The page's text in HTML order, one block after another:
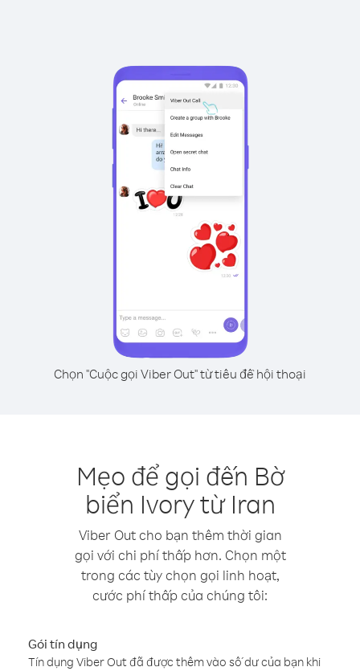
Chọn "Cuộc gọi Viber Out" từ tiêu đề hội thoại
Mẹo để gọi đến Bờ
biển Ivory từ Iran
Viber Out cho bạn thêm thời gian
gọi với chi phí thấp hơn. Chọn một
trong các tùy chọn gọi linh hoạt,
cước phí thấp của chúng tôi:
Gói tín dụng
Tín dụng Viber Out đã được thêm vào số dư của bạn khi